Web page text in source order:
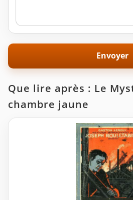
Que lire après : Le
chambre jaune